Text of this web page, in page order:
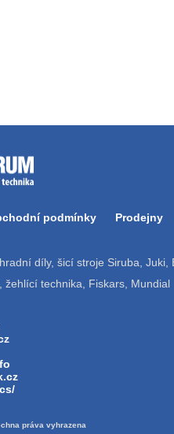
podmínky Prodejny
díly, šicí stroje Siruba, Juki,
žehlící technika, Fiskars, Mundial
práva vyhrazena